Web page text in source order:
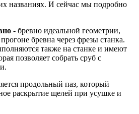
названиях. И сейчас мы подробно
- бревно идеальной геометрии,
бревна через фрезы станка.
также на станке и имеют
позволяет собрать сруб с
продольный паз, который
раскрытие щелей при усушке и